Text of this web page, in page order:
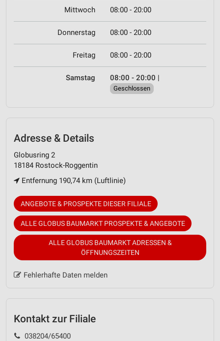
Mittwoch 08:00 - 20:00
Donnerstag 08:00 - 20:00
Freitag 08:00 - 20:00
Samstag 08:00 - 20:00 |
Geschlossen
Adresse & Details
Globusring 2
18184 Rostock-Roggentin
Entfernung 190,74 km (Luftlinie)
ANGEBOTE & PROSPEKTE DIESER FILIALE
ALLE GLOBUS BAUMARKT PROSPEKTE & ANGEBOTE
ALLE GLOBUS BAUMARKT ADRESSEN &
ÖFFNUNGSZEITEN
Fehlerhafte Daten melden
Kontakt zur Filiale
038204/65400